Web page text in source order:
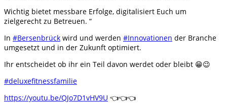
Wichtig bietet messbare Erfolge, digitalisiert Euch um
zielgerecht zu Betreuen. “
In #Bersenbrück wird und werden #Innovationen der Branche
umgesetzt und in der Zukunft optimiert.
Ihr entscheidet ob ihr ein Teil davon werdet oder bleibt 😁😉
#deluxefitnessfamilie
https://youtu.be/QJo7D1vHV9U 👈👈👈